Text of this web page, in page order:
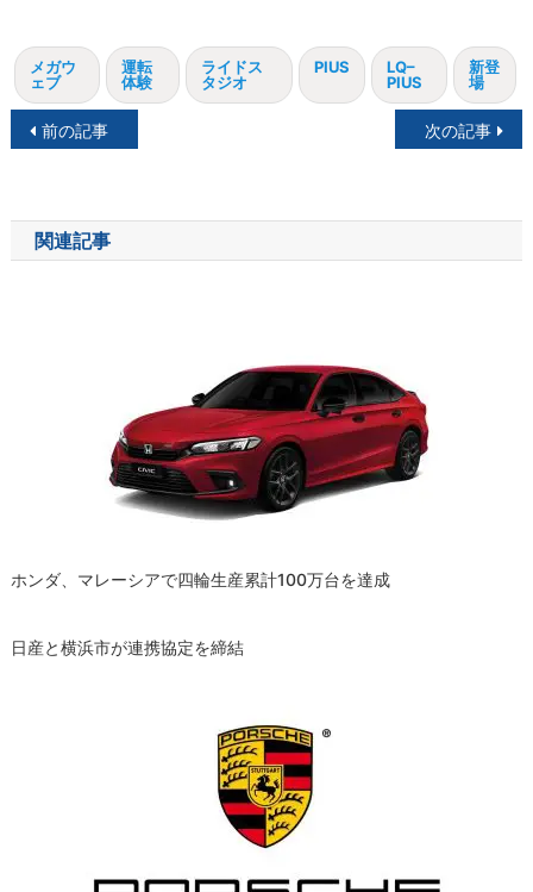
メガウ
ェブ
運転
体験
ライドス
タジオ
PIUS
LQ–
PIUS
新登
場
投
ナ
ビ
前の記事 次の記事
関連記事
ホンダ、マレーシアで四輪生産累計100万台を達成
日産と横浜市が連携協定を締結